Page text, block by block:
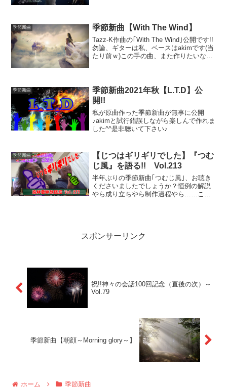
季節新曲 季節新曲【With The Wind】
Tazz-K作曲の｢With The Wind｣公開です!!
勿論、ギターは私、ベースはakimです(当
たり前ｗ)この手の曲、また作りたいな…
季節新曲
季節新曲2021年秋【L.T.D】公
開!!
私が原曲作った季節新曲が無事に公開
♪akimと試行錯誤しながら楽しんで作れま
した^^是非聴いて下さい♪
季節新曲
【じつはギリギリでした】『つむ
じ風』を語る!! Vol.213
半年ぶりの季節新曲｢つむじ風｣、お聴き
くださいましたでしょうか？恒例の解説
やら成り立ちやら制作過程やら……こう
スポンサーリンク
祝!!神々の会話100回記念（直後の次）～
Vol.79
季節新曲【朝顔～Morning glory～】
ホーム 季節新曲